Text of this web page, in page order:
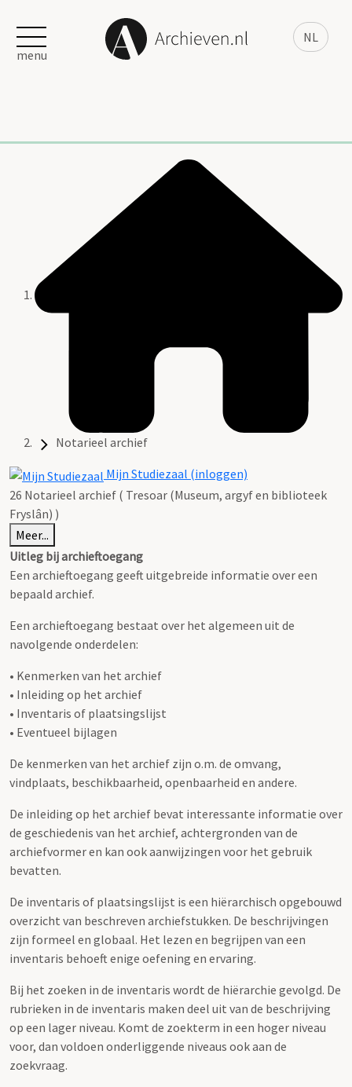
NL
menu
Notarieel archief
Mijn Studiezaal (inloggen)
26 Notarieel archief ( Tresoar (Museum, argyf en biblioteek
Fryslân) )
Meer...
Uitleg bij archieftoegang
Een archieftoegang geeft uitgebreide informatie over een
bepaald archief.
Een archieftoegang bestaat over het algemeen uit de
navolgende onderdelen:
• Kenmerken van het archief
• Inleiding op het archief
• Inventaris of plaatsingslijst
• Eventueel bijlagen
De kenmerken van het archief zijn o.m. de omvang,
vindplaats, beschikbaarheid, openbaarheid en andere.
De inleiding op het archief bevat interessante informatie over
de geschiedenis van het archief, achtergronden van de
archiefvormer en kan ook aanwijzingen voor het gebruik
bevatten.
De inventaris of plaatsingslijst is een hiërarchisch opgebouwd
overzicht van beschreven archiefstukken. De beschrijvingen
zijn formeel en globaal. Het lezen en begrijpen van een
inventaris behoeft enige oefening en ervaring.
Bij het zoeken in de inventaris wordt de hiërarchie gevolgd. De
rubrieken in de inventaris maken deel uit van de beschrijving
op een lager niveau. Komt de zoekterm in een hoger niveau
voor, dan voldoen onderliggende niveaus ook aan de
zoekvraag.